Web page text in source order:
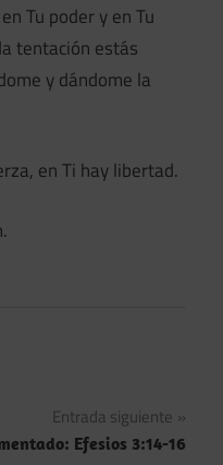
Tu poder y en Tu
tentación estás
y dándome la
en Ti hay libertad.
Entrada siguiente
Efesios 3:14-16